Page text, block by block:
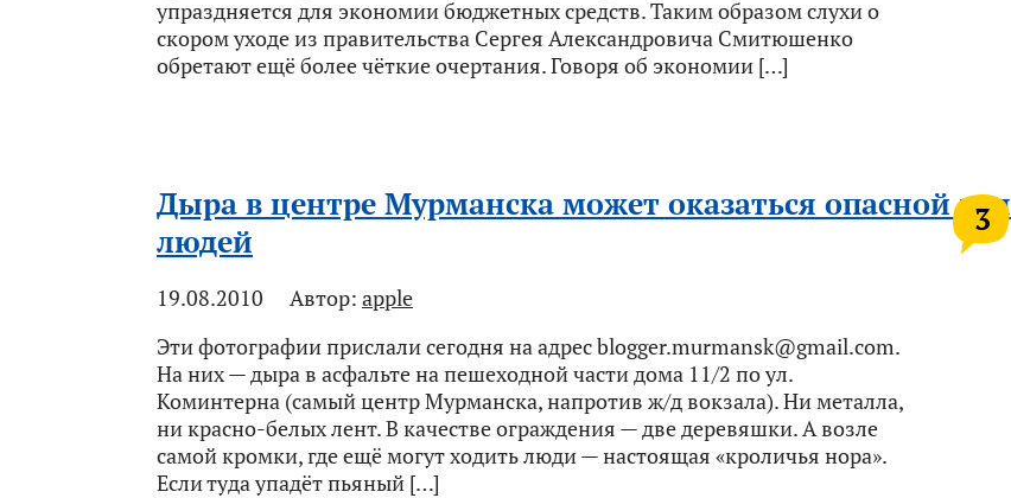
упраздняется для экономии бюджетных средств. Таким образом слухи о
скором уходе из правительства Сергея Александровича Смитюшенко
обретают ещё более чёткие очертания. Говоря об экономии […]
Дыра в центре Мурманска может оказаться опасной для
людей
3
19.08.2010 Автор: apple
Эти фотографии прислали сегодня на адрес blogger.murmansk@gmail.com.
На них — дыра в асфальте на пешеходной части дома 11/2 по ул.
Коминтерна (самый центр Мурманска, напротив ж/д вокзала). Ни металла,
ни красно-белых лент. В качестве ограждения — две деревяшки. А возле
самой кромки, где ещё могут ходить люди — настоящая «кроличья нора».
Если туда упадёт пьяный […]